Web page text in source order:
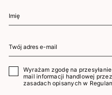
Wyrażam zgodę na
mail informacji handlowej
zasadach opisanych w